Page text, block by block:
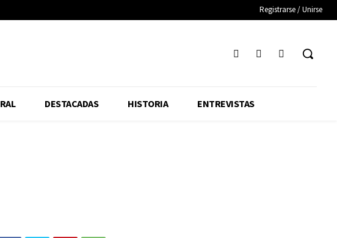
Registrarse / Unirse
DESTACADAS HISTORIA ENTREVISTAS